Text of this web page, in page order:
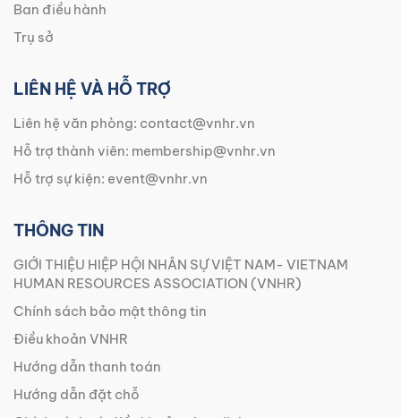
Ban điều hành
Trụ sở
LIÊN HỆ VÀ HỖ TRỢ
Liên hệ văn phòng: contact@vnhr.vn
Hỗ trợ thành viên: membership@vnhr.vn
Hỗ trợ sự kiện: event@vnhr.vn
THÔNG TIN
GIỚI THIỆU HIỆP HỘI NHÂN SỰ VIỆT NAM- VIETNAM
HUMAN RESOURCES ASSOCIATION (VNHR)
Chính sách bảo mật thông tin
Điều khoản VNHR
Hướng dẫn thanh toán
Hướng dẫn đặt chỗ